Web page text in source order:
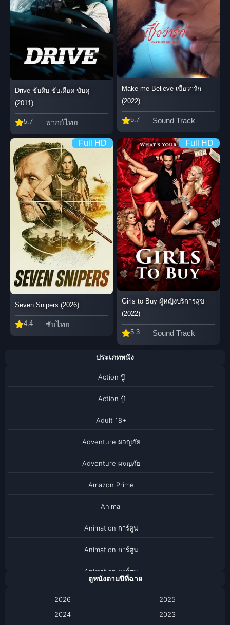
Drive ขับดิบ ขับเดือด ขับดุ
(2011)
5.7 พากย์ไทย
Make me Believe เชื่อว่ารัก
(2022)
5.7 Sound Track
Full HD
Seven Snipers (2026)
4.4 ซับไทย
Full HD
Girls to Buy ผู้หญิงบริการสุข
(2022)
5.3 Sound Track
ประเภทหนัง
Action บู๊
Action บู๊
Adult 18+
Adventure ผจญภัย
Adventure ผจญภัย
Amazon Prime
Animal
Animation การ์ตูน
Animation การ์ตูน
Animation การ์ตูน
ดูหนังตามปีที่ฉาย
2026
2025
2024
2023